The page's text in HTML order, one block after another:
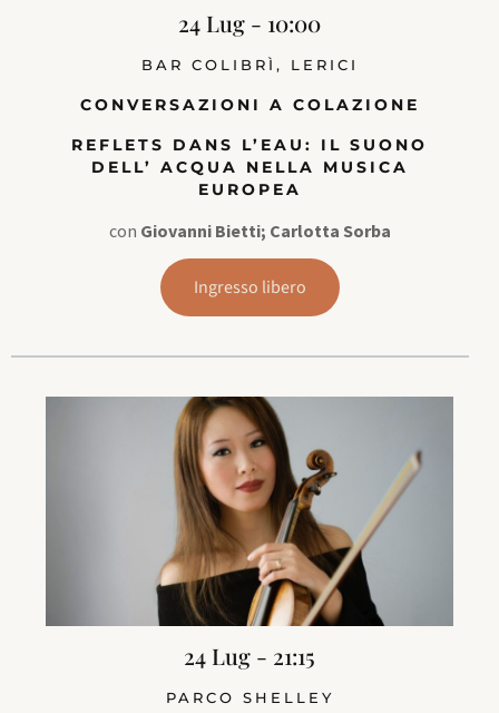
24 Lug - 10:00
BAR COLIBRÌ, LERICI
CONVERSAZIONI A COLAZIONE
REFLETS DANS L’EAU: IL SUONO
DELL’ ACQUA NELLA MUSICA
EUROPEA
con Giovanni Bietti; Carlotta Sorba
Ingresso libero
24 Lug - 21:15
PARCO SHELLEY